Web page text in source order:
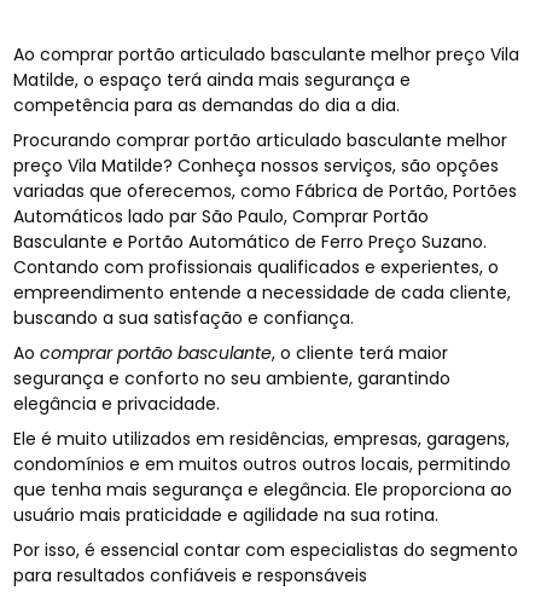
Ao comprar portão articulado basculante melhor preço Vila
Matilde, o espaço terá ainda mais segurança e
competência para as demandas do dia a dia.
Procurando comprar portão articulado basculante melhor
preço Vila Matilde? Conheça nossos serviços, são opções
variadas que oferecemos, como Fábrica de Portão, Portões
Automáticos lado par São Paulo, Comprar Portão
Basculante e Portão Automático de Ferro Preço Suzano.
Contando com profissionais qualificados e experientes, o
empreendimento entende a necessidade de cada cliente,
buscando a sua satisfação e confiança.
Aocomprar portão basculante, o cliente terá maior
segurança e conforto no seu ambiente, garantindo
elegância e privacidade.
Ele é muito utilizados em residências, empresas, garagens,
condomínios e em muitos outros outros locais, permitindo
que tenha mais segurança e elegância. Ele proporciona ao
usuário mais praticidade e agilidade na sua rotina.
Por isso, é essencial contar com especialistas do segmento
para resultados confiáveis e responsáveis